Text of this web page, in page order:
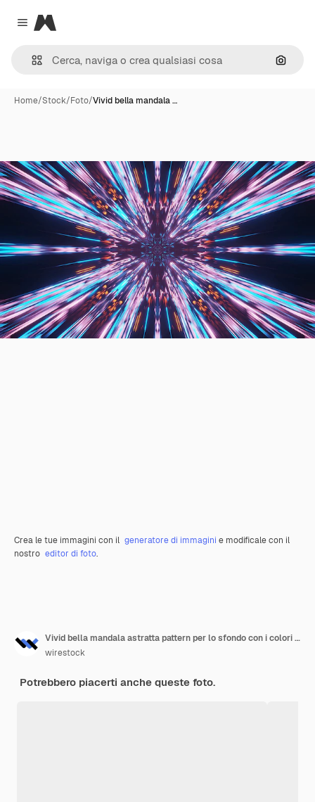
Close menu
Magnific
Cerca
Home/Stock/Foto/Vivid bella mandala …
Crea le tue immagini con il generatore di immagini e modificale con il
nostro editor di foto.
Vivid bella mandala astratta pattern per lo sfondo con i colori blu, arancioni e rosa
wirestock
Potrebbero piacerti anche queste foto.